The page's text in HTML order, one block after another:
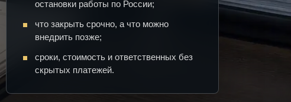
остановки работы по России;
что закрыть срочно, а что можно
внедрить позже;
сроки, стоимость и ответственных без
скрытых платежей.